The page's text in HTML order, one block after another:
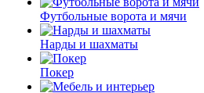
Футбольные ворота и мячи
Нарды и шахматы
Покер